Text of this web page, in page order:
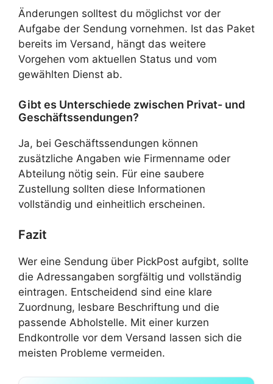
Änderungen solltest du möglichst vor der
Aufgabe der Sendung vornehmen. Ist das Paket
bereits im Versand, hängt das weitere
Vorgehen vom aktuellen Status und vom
gewählten Dienst ab.
Gibt es Unterschiede zwischen Privat- und
Geschäftssendungen?
Ja, bei Geschäftssendungen können
zusätzliche Angaben wie Firmenname oder
Abteilung nötig sein. Für eine saubere
Zustellung sollten diese Informationen
vollständig und einheitlich erscheinen.
Fazit
Wer eine Sendung über PickPost aufgibt, sollte
die Adressangaben sorgfältig und vollständig
eintragen. Entscheidend sind eine klare
Zuordnung, lesbare Beschriftung und die
passende Abholstelle. Mit einer kurzen
Endkontrolle vor dem Versand lassen sich die
meisten Probleme vermeiden.